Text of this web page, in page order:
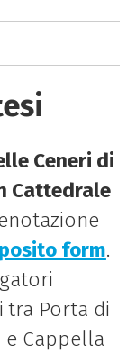
Ceneri di
Cattedrale
form.
tra Porta di
e Cappella